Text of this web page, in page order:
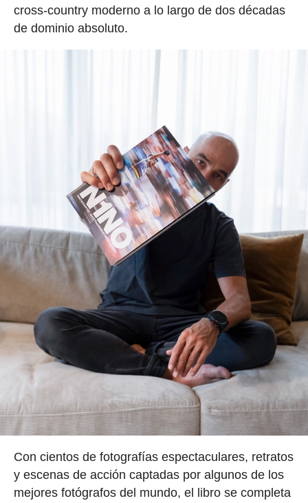
cross-country moderno a lo largo de dos décadas
de dominio absoluto.
Con cientos de fotografías espectaculares, retratos
y escenas de acción captadas por algunos de los
mejores fotógrafos del mundo, el libro se completa